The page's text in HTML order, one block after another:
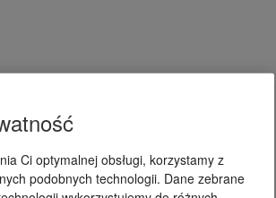
Ci optymalnej obsługi, korzystamy z
podobnych technologii. Dane zebrane